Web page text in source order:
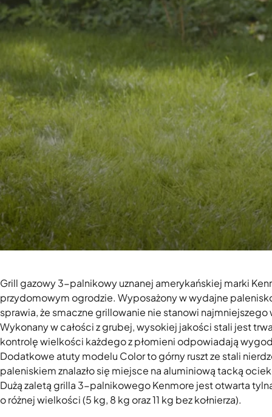
Grill gazowy 3-palnikowy uznanej amerykańskiej marki
przydomowym ogrodzie. Wyposażony w wydajne
sprawia, że smaczne grillowanie nie stanowi
Wykonany w całości z grubej, wysokiej jakości stali jest
kontrolę wielkości każdego z płomieni odpowiadają
Dodatkowe atuty modelu Color to górny ruszt ze stali
paleniskiem znalazło się miejsce na aluminiową tacką
Dużą zaletą grilla 3-palnikowego Kenmore jest otwarta
o różnej wielkości (5 kg, 8 kg oraz 11 kg bez kołnierza).